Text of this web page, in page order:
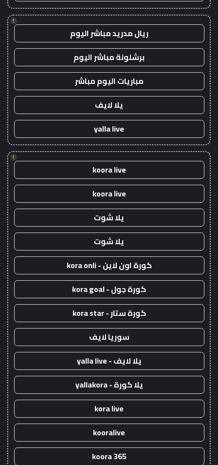
!
ريال مدريد مباشر اليوم
برشلونة مباشر اليوم
مباريات اليوم مباشر
يلا لايف
yalla live
!
koora live
koora live
يلا شوت
يلا شوت
كورة اون لاين - kora onli
كورة جول - kora goal
كورة ستار - kora star
سوريا لايف
يلا لايف - yalla live
يلا كورة - yallakora
kora live
kooralive
koora 365